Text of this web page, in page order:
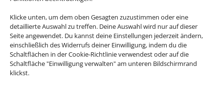
Klicke unten, um dem oben Gesagten zuzustimmen oder eine
detaillierte Auswahl zu treffen. Deine Auswahl wird nur auf dieser
Seite angewendet. Du kannst deine Einstellungen jederzeit ändern,
einschließlich des Widerrufs deiner Einwilligung, indem du die
Schaltflächen in der Cookie-Richtlinie verwendest oder auf die
Schaltfläche "Einwilligung verwalten" am unteren Bildschirmrand
klickst.
Dann ist dieser
Geschenkegutschein genau
das Richtige!
Einfach den Wunschbetrag oben auswählen